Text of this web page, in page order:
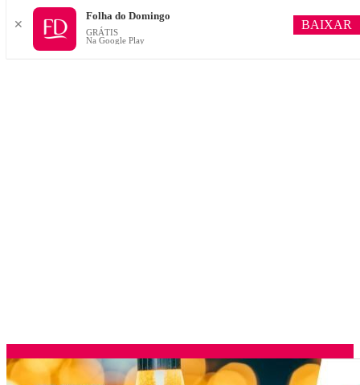
✕
Folha do Domingo
GRÁTIS
Na Google Play
BAIXAR